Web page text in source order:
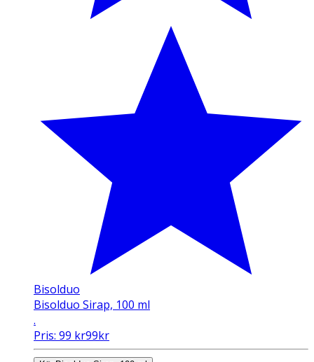
Bisolduo
Bisolduo Sirap, 100 ml
.
Pris: 99 kr99kr